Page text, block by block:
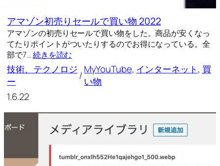
アマゾン初売りセールで買い物 2022
アマゾンの初売りセールで買い物をした。商品が安くなっ
てたりポイントがついたりするのでお得になっている。全
部で7…続きを読む
技術、テクノロジ
ー
/MyYouTube, インターネット, 買
い物
1.6.22